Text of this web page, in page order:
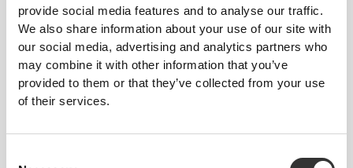
provide social media features and to analyse our traffic.
We also share information about your use of our site with
our social media, advertising and analytics partners who
may combine it with other information that you’ve
provided to them or that they’ve collected from your use
of their services.
Πληροφορίες και Φροντίδα
Συνολικές κριτικές
4.8
Δείτε όλα